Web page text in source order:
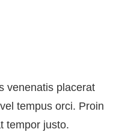
venenatis placerat
tempus orci. Proin
tempor justo.